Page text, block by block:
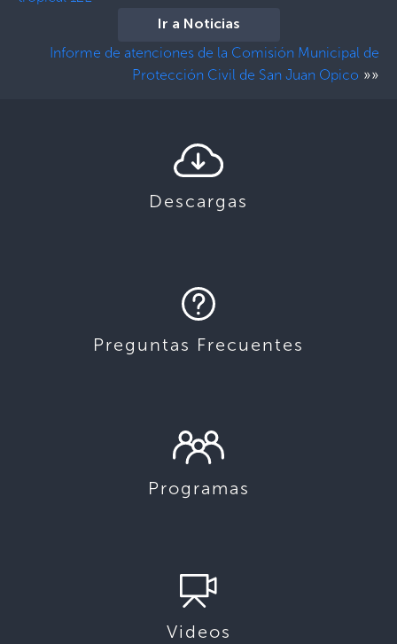
Ir a Noticias
Informe de atenciones de la Comisión Municipal de
Protección Civil de San Juan Opico »»
Descargas
Preguntas Frecuentes
Programas
Videos